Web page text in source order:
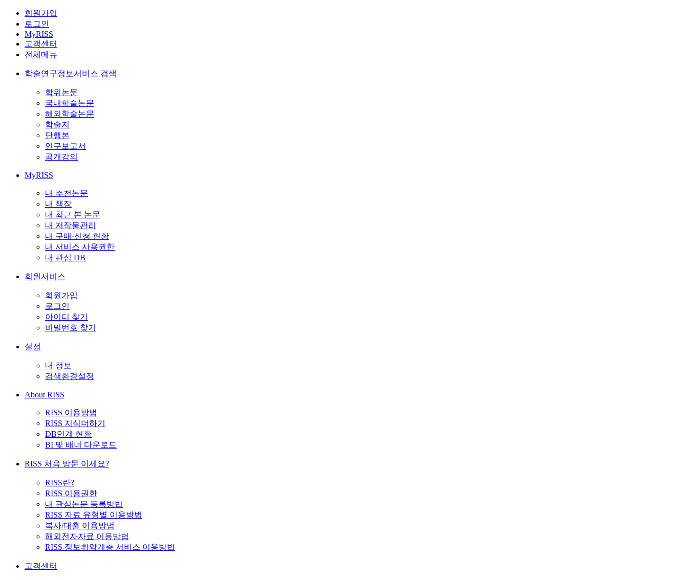
회원가입
로그인
MyRISS
고객센터
전체메뉴
학술연구정보서비스 검색
학위논문
국내학술논문
해외학술논문
학술지
단행본
연구보고서
공개강의
MyRISS
내 추천논문
내 책장
내 최근 본 논문
내 저작물관리
내 구매·신청 현황
내 서비스 사용권한
내 관심 DB
회원서비스
회원가입
로그인
아이디 찾기
비밀번호 찾기
설정
내 정보
검색환경설정
About RISS
RISS 이용방법
RISS 지식더하기
DB연계 현황
BI 및 배너 다운로드
RISS 처음 방문 이세요?
RISS란?
RISS 이용권한
내 관심논문 등록방법
RISS 자료 유형별 이용방법
복사/대출 이용방법
해외전자자료 이용방법
RISS 정보취약계층 서비스 이용방법
고객센터